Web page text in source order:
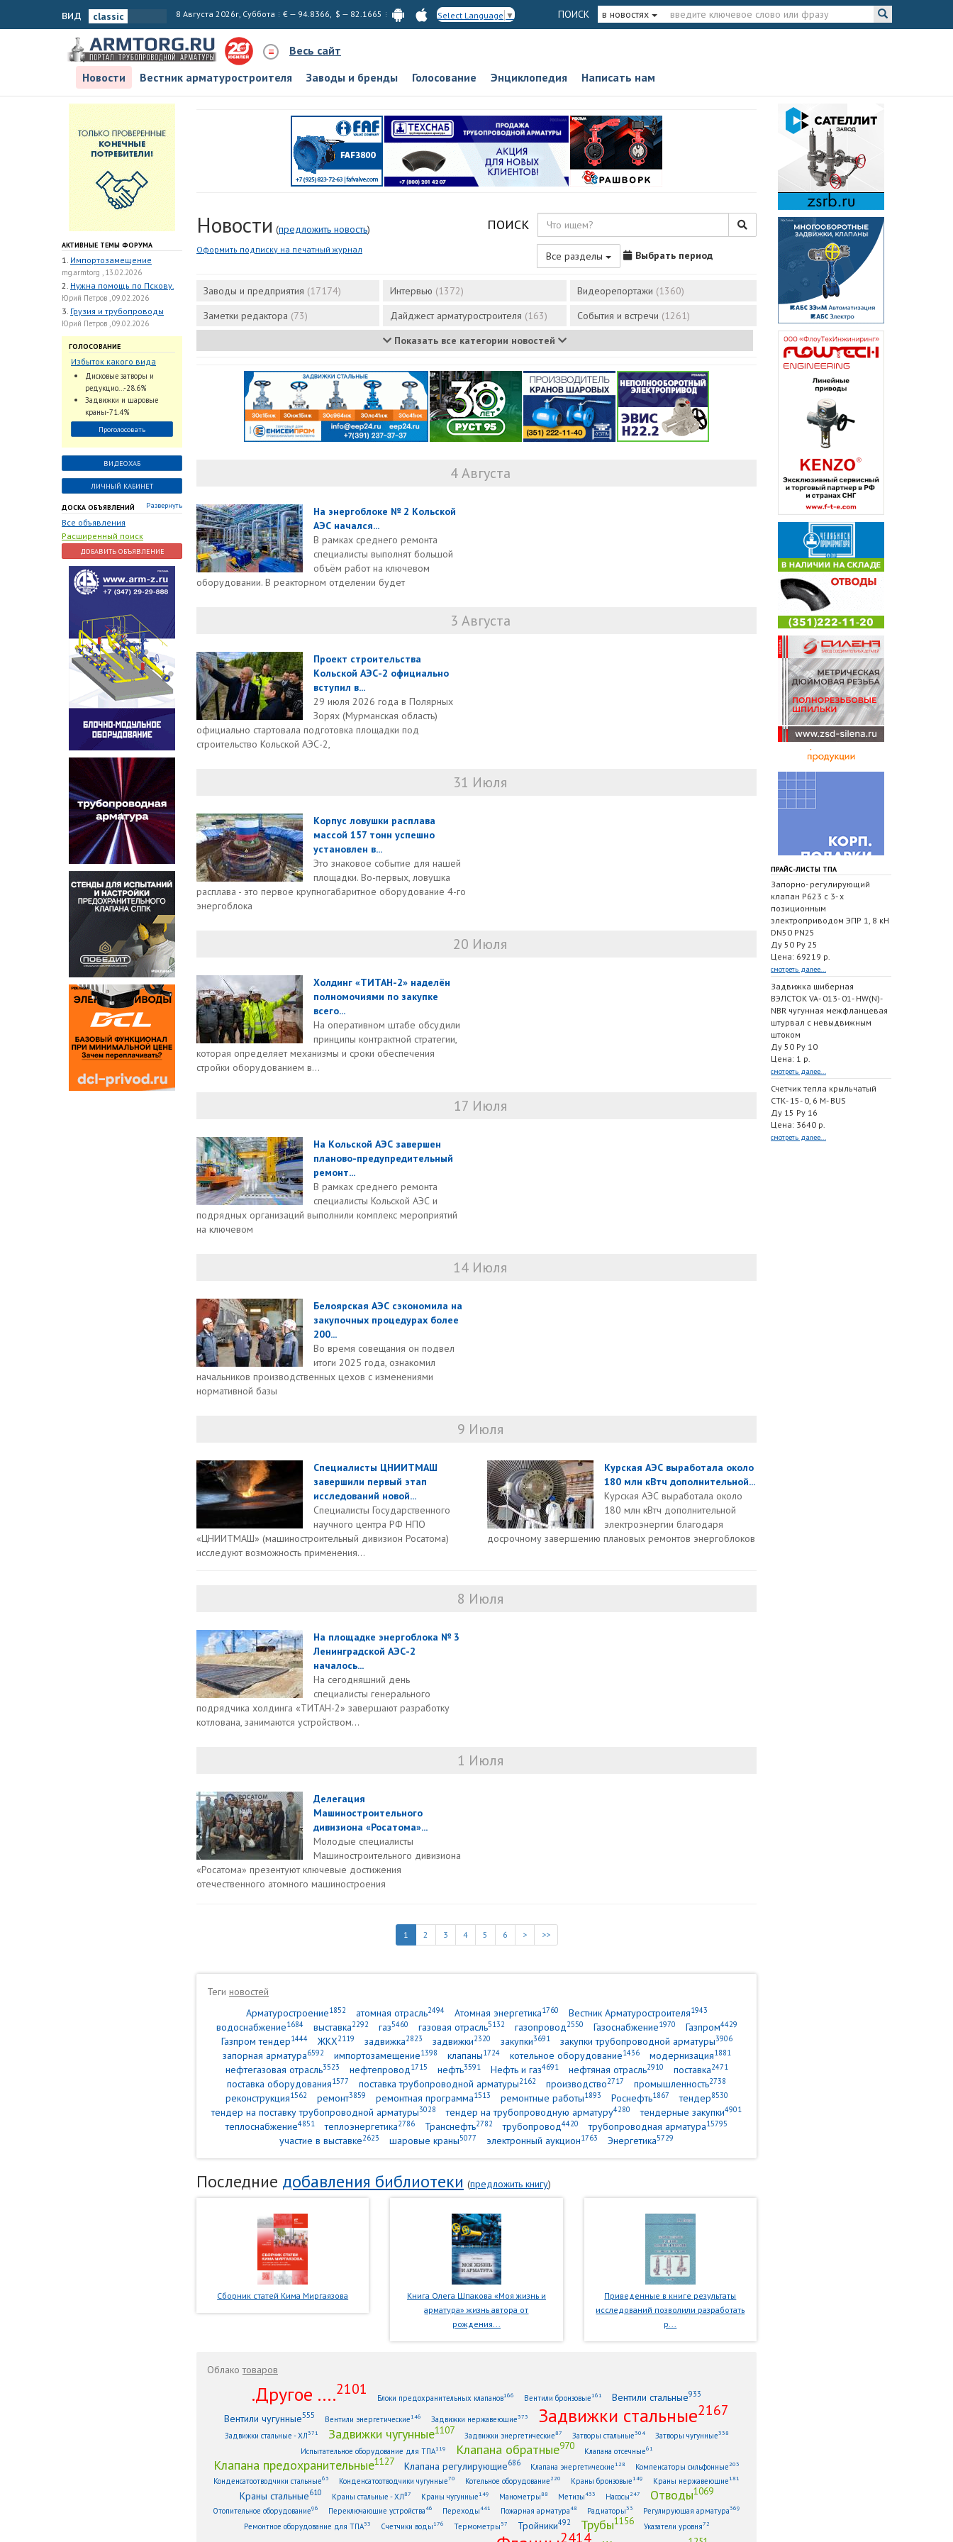
вид 8 Августа 2026г, Суббота € — 94.8366, $ — 82.1665 Select Language ▼ ПОИСК в новостях
Весь сайт
Новости
Вестник арматуростроителя Заводы и бренды Голосование Энциклопедия Написать нам
АКТИВНЫЕ ТЕМЫ ФОРУМА
1. Импортозамещение
mg.armtorg , 13.02.2026
2. Нужна помощь по Пскову.
Юрий Петров , 09.02.2026
3. Грузия и трубопроводы
Юрий Петров , 09.02.2026
ГОЛОСОВАНИЕ
Избыток какого вида
трубопроводной
арматуры наблюдается
на Российском рынке с
2024 по 2026 годы?
Дисковые затворы и
редукцио...-28.6%
Задвижки и шаровые
краны-71.4%
Проголосовать
ВИДЕОХАБ
ЛИЧНЫЙ КАБИНЕТ
ДОСКА ОБЪЯВЛЕНИЙ Развернуть
Все объявления
Расширенный поиск
ДОБАВИТЬ ОБЪЯВЛЕНИЕ
Новости (предложить новость)
Оформить подписку на печатный журнал
ПОИСК
Все разделы Выбрать период
Заводы и предприятия (17174) Интервью (1372) Видеорепортажи (1360)
Заметки редактора (73) Дайджест арматуростроителя (163) События и встречи (1261)
Показать все категории новостей
4 Августа
На энергоблоке № 2 Кольской
АЭС начался...
В рамках среднего ремонта
специалисты выполнят большой
объём работ на ключевом
оборудовании. В реакторном отделении будет
3 Августа
Проект строительства
Кольской АЭС-2 официально
вступил в...
29 июля 2026 года в Полярных
Зорях (Мурманская область)
официально стартовала подготовка площадки под
строительство Кольской АЭС-2,
31 Июля
Корпус ловушки расплава
массой 157 тонн успешно
установлен в...
Это знаковое событие для нашей
площадки. Во-первых, ловушка
расплава - это первое крупногабаритное оборудование 4-го
энергоблока
20 Июля
Холдинг «ТИТАН-2» наделён
полномочиями по закупке
всего...
На оперативном штабе обсудили
принципы контрактной стратегии,
которая определяет механизмы и сроки обеспечения
стройки оборудованием в...
17 Июля
На Кольской АЭС завершен
планово-предупредительный
ремонт...
В рамках среднего ремонта
специалисты Кольской АЭС и
подрядных организаций выполнили комплекс мероприятий
на ключевом
14 Июля
Белоярская АЭС сэкономила на
закупочных процедурах более
200...
Во время совещания он подвел
итоги 2025 года, ознакомил
начальников производственных цехов с изменениями
нормативной базы
9 Июля
Специалисты ЦНИИТМАШ
завершили первый этап
исследований новой...
Специалисты Государственного
научного центра РФ НПО
«ЦНИИТМАШ» (машиностроительный дивизион Росатома)
исследуют возможность применения...
Курская АЭС выработала около
180 млн кВтч дополнительной...
Курская АЭС выработала около
180 млн кВтч дополнительной
электроэнергии благодаря
досрочному завершению плановых ремонтов энергоблоков
8 Июля
На площадке энергоблока № 3
Ленинградской АЭС-2
началось...
На сегодняшний день
специалисты генерального
подрядчика холдинга «ТИТАН-2» завершают разработку
котлована, занимаются устройством...
1 Июля
Делегация
Машиностроительного
дивизиона «Росатома»...
Молодые специалисты
Машиностроительного дивизиона
«Росатома» презентуют ключевые достижения
отечественного атомного машиностроения
1 2 3 4 5 6 > >>
Теги новостей
Арматуростроение1852 атомная отрасль2494 Атомная энергетика1760 Вестник Арматуростроителя1943
водоснабжение1684 выставка2292 газ5460 газовая отрасль5132 газопровод2550 Газоснабжение1970 Газпром4429
Газпром тендер1444 ЖКХ2119 задвижка2823 задвижки2320 закупки3691 закупки трубопроводной арматуры3906
запорная арматура6592 импортозамещение1398 клапаны1724 котельное оборудование1436 модернизация1881
нефтегазовая отрасль3523 нефтепровод1715 нефть3591 Нефть и газ4691 нефтяная отрасль2910 поставка2471
поставка оборудования1577 поставка трубопроводной арматуры2162 производство2717 промышленность2738
реконструкция1562 ремонт3859 ремонтная программа1513 ремонтные работы1893 Роснефть1867 тендер8530
тендер на поставку трубопроводной арматуры3028 тендер на трубопроводную арматуру4280 тендерные закупки4901
теплоснабжение4851 теплоэнергетика2786 Транснефть2782 трубопровод4420 трубопроводная арматура15795
участие в выставке2623 шаровые краны5077 электронный аукцион1763 Энергетика5729
Последние добавления библиотеки (предложить книгу)
Сборник статей Кима Миргаязова
Книга Олега Шпакова «Моя жизнь и
арматура» жизнь автора от
рождения...
Приведенные в книге результаты
исследований позволили разработать
р...
Облакотоваров
.Другое ....2101
Блоки предохранительных клапанов166 Вентили бронзовые161 Вентили стальные933
Вентили чугунные555 Вентили энергетические146 Задвижки нержавеющие373 Задвижки стальные2167
Задвижки стальные - ХЛ371 Задвижки чугунные1107 Задвижки энергетические87 Затворы стальные304 Затворы чугунные338
Испытательное оборудование для ТПА119 Клапана обратные970 Клапана отсечные61
Клапана предохранительные1127 Клапана регулирующие686 Клапана энергетические128 Компенсаторы сильфонные203
Конденсатоотводчики стальные63 Конденсатоотводчики чугунные70 Котельное оборудование220 Краны бронзовые149 Краны нержавеющие181
Краны стальные610 Краны стальные - ХЛ87 Краны чугунные149 Манометры88 Метизы433 Насосы247 Отводы1069
Отопительное оборудование96 Переключающие устройства46 Переходы441 Пожарная арматура48 Радиаторы33 Регулирующая арматура369
Ремонтное оборудование для ТПА53 Счетчики воды176 Термометры 57 Тройники492 Трубы1156 Указатели уровня72
2414
ПРАЙС-ЛИСТЫ ТПА
Запорно- регулирующий
клапан Р623 с 3- х
позиционным
электроприводом ЭПР 1, 8 кН
DN50 PN25
Ду 50 Ру 25
Цена: 69219 р.
смотреть далее...
Задвижка шиберная
ВЭЛСТОК VA- 013- 01- HW(N)-
NBR чугунная межфланцевая
штурвал с невыдвижным
штоком
Ду 50 Ру 10
Цена: 1 р.
смотреть далее...
Счетчик тепла крыльчатый
СТК- 15- 0, 6 M- BUS
Ду 15 Ру 16
Цена: 3640 р.
смотреть далее...